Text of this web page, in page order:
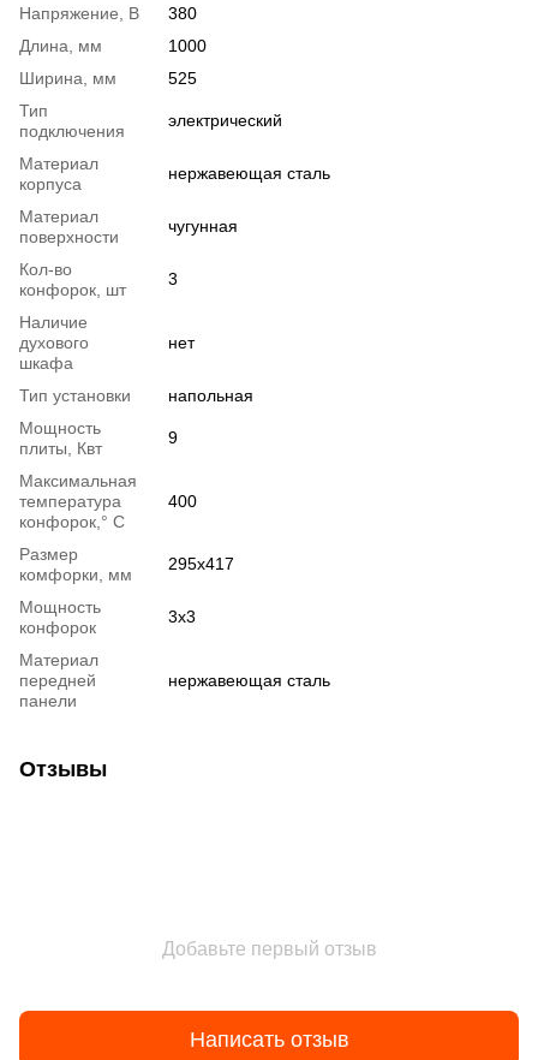
Напряжение, В
380
Длина, мм
1000
Ширина, мм
525
Тип
подключения
электрический
Материал
корпуса
нержавеющая сталь
Материал
поверхности
чугунная
Кол-во
конфорок, шт
3
Наличие
духового
шкафа
нет
Тип установки
напольная
Мощность
плиты, Квт
9
Максимальная
температура
конфорок,° С
400
Размер
комфорки, мм
295х417
Мощность
конфорок
3х3
Материал
передней
панели
нержавеющая сталь
Отзывы
Добавьте первый отзыв
Написать отзыв